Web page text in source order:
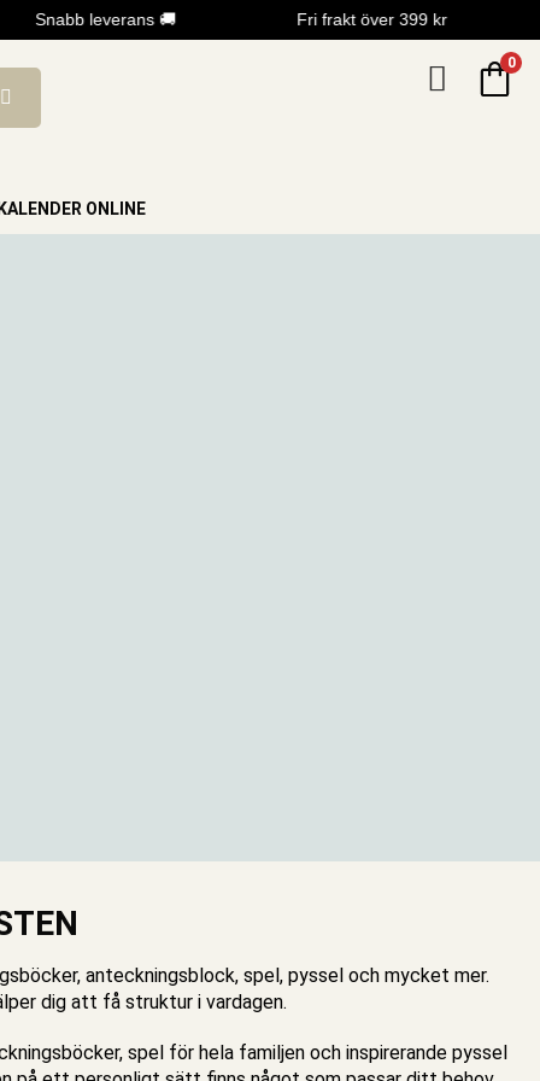
Snabb leverans 🚚 Fri frakt över 399 kr
0
KALENDER ONLINE
anteckningsblock, spel, pyssel och mycket mer.
dig att få struktur i vardagen.
spel för hela familjen och inspirerande pyssel